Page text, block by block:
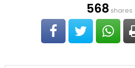
568 shares